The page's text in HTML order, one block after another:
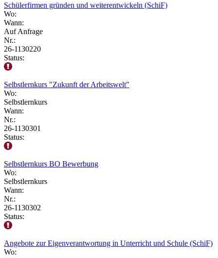
Schülerfirmen gründen und weiterentwickeln (SchiF)
Wo:
Wann:
Auf Anfrage
Nr.:
26-1130220
Status:
Selbstlernkurs "Zukunft der Arbeitswelt"
Wo:
Selbstlernkurs
Wann:
Nr.:
26-1130301
Status:
Selbstlernkurs BO Bewerbung
Wo:
Selbstlernkurs
Wann:
Nr.:
26-1130302
Status:
Angebote zur Eigenverantwortung in Unterricht und Schule (SchiF)
Wo: